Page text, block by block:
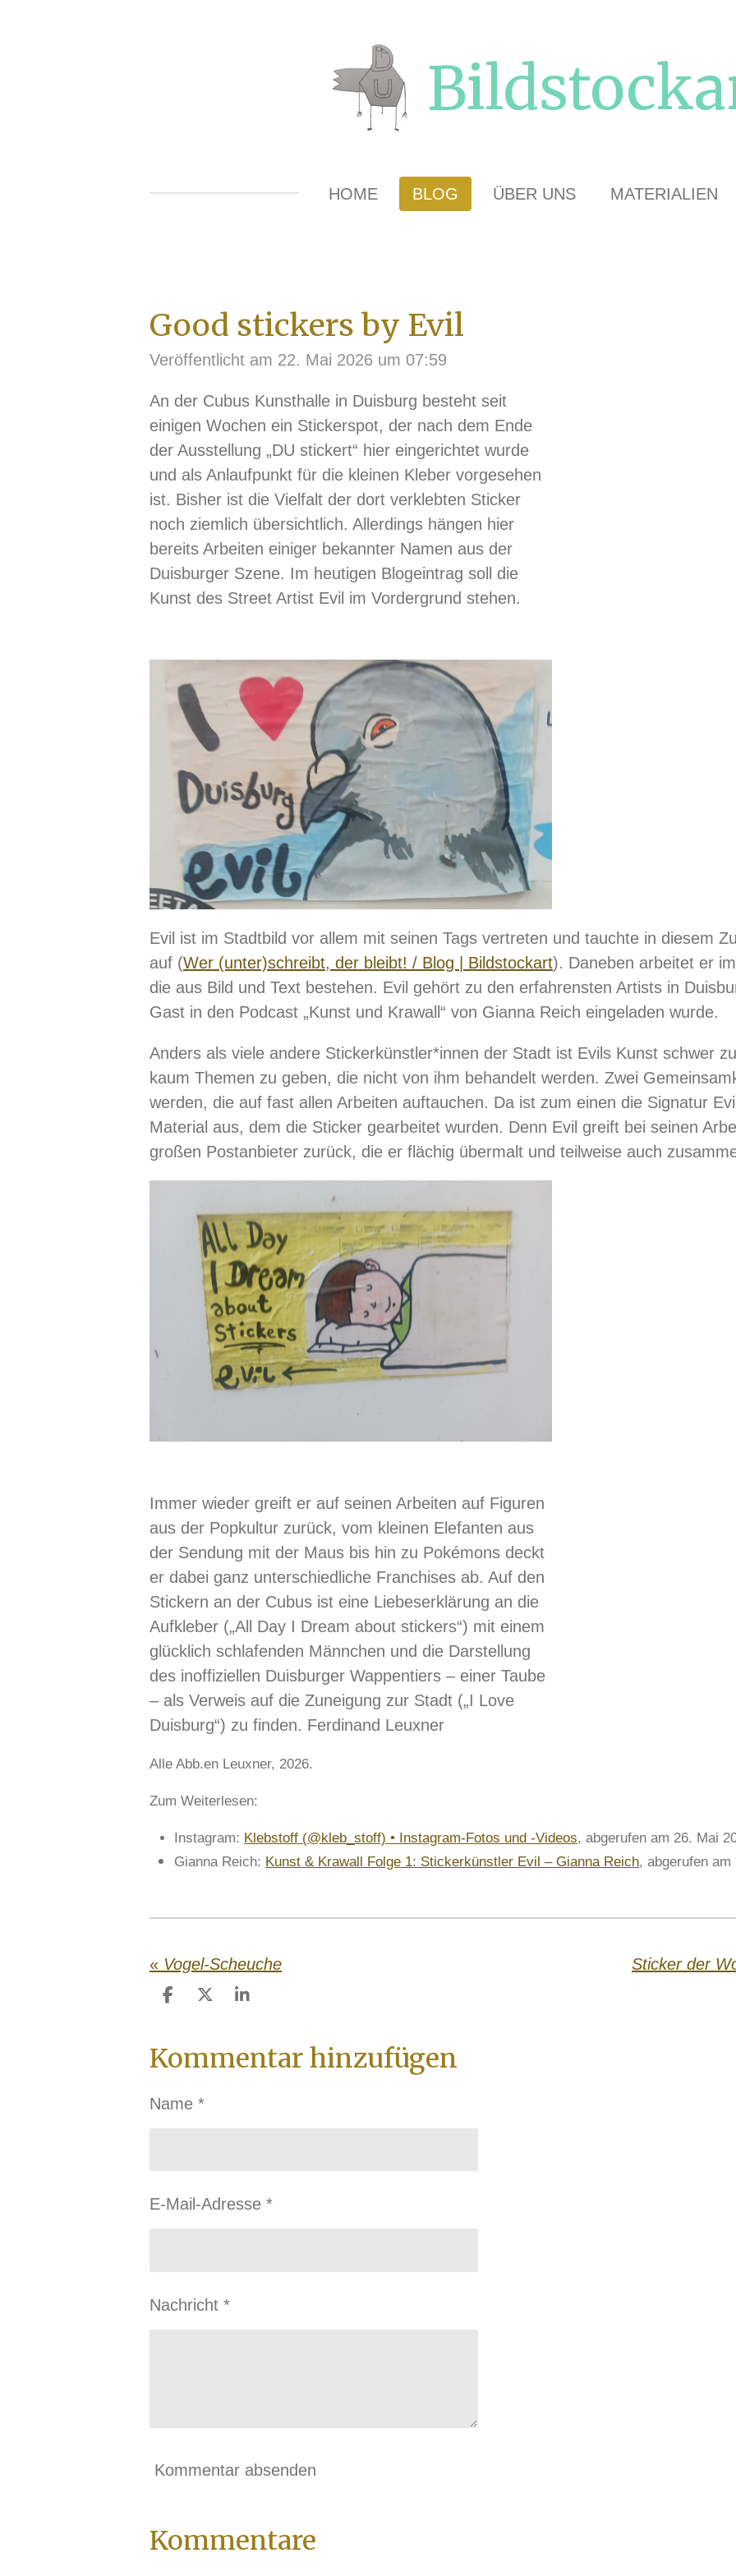
HOME BLOG ÜBER UNS MATERIALIEN
Good stickers by Evil
Veröffentlicht am 22. Mai 2026 um 07:59
An der Cubus Kunsthalle in Duisburg besteht seit
einigen Wochen ein Stickerspot, der nach dem Ende
der Ausstellung „DU stickert“ hier eingerichtet wurde
und als Anlaufpunkt für die kleinen Kleber vorgesehen
ist. Bisher ist die Vielfalt der dort verklebten Sticker
noch ziemlich übersichtlich. Allerdings hängen hier
bereits Arbeiten einiger bekannter Namen aus der
Duisburger Szene. Im heutigen Blogeintrag soll die
Kunst des Street Artist Evil im Vordergrund stehen.
Evil ist im Stadtbild vor allem mit seinen Tags vertreten und tauchte in diesem
auf (Wer (unter)schreibt, der bleibt! / Blog | Bildstockart). Daneben arbeitet er
die aus Bild und Text bestehen. Evil gehört zu den erfahrensten Artists in
Gast in den Podcast „Kunst und Krawall“ von Gianna Reich eingeladen wurde.
Anders als viele andere Stickerkünstler*innen der Stadt ist Evils Kunst schwer
kaum Themen zu geben, die nicht von ihm behandelt werden. Zwei
werden, die auf fast allen Arbeiten auftauchen. Da ist zum einen die Signatur
Material aus, dem die Sticker gearbeitet wurden. Denn Evil greift bei seinen
großen Postanbieter zurück, die er flächig übermalt und teilweise auch
Immer wieder greift er auf seinen Arbeiten auf Figuren
aus der Popkultur zurück, vom kleinen Elefanten aus
der Sendung mit der Maus bis hin zu Pokémons deckt
er dabei ganz unterschiedliche Franchises ab. Auf den
Stickern an der Cubus ist eine Liebeserklärung an die
Aufkleber („All Day I Dream about stickers“) mit einem
glücklich schlafenden Männchen und die Darstellung
des inoffiziellen Duisburger Wappentiers – einer Taube
– als Verweis auf die Zuneigung zur Stadt („I Love
Duisburg“) zu finden. Ferdinand Leuxner
Alle Abb.en Leuxner, 2026.
Zum Weiterlesen:
Instagram: Klebstoff (@kleb_stoff) • Instagram-Fotos und -Videos, abgerufen am 26. Mai
Gianna Reich: Kunst & Krawall Folge 1: Stickerkünstler Evil – Gianna Reich, abgerufen
« Vogel-Scheuche Sticker der
T
l
e
T
l
e
T
l
e
Kommentar hinzufügen
Name *
E-Mail-Adresse *
Nachricht *
Kommentar absenden
Kommentare